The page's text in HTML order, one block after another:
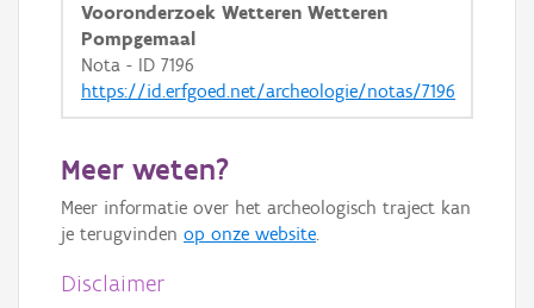
Vooronderzoek Wetteren Wetteren
Pompgemaal
Nota - ID 7196
https://id.erfgoed.net/archeologie/notas/7196
Meer weten?
Meer informatie over het archeologisch traject kan
je terugvinden op onze website.
Disclaimer